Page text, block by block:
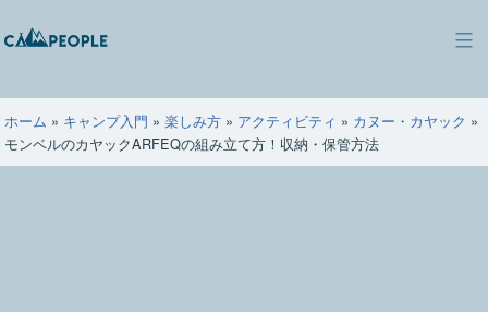
ン
ツ
へ
ス
キ
ン
ピ
ー
ホーム » キャンプ入門 » 楽しみ方» アクティビティ » カヌー・カヤック »
モンベルのカヤックARFEQの組み立て方！収納・保管方法